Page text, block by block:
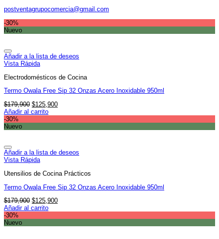
postventagrupocomercia@gmail.com
-30%
Nuevo
Añadir a la lista de deseos
Vista Rápida
Electrodomésticos de Cocina
Termo Owala Free Sip 32 Onzas Acero Inoxidable 950ml
$179,900 El
precio
$125,900El
Añadir al carrito
-30%
Nuevo
Añadir a la lista de deseos
Vista Rápida
Utensilios de Cocina Prácticos
Termo Owala Free Sip 32 Onzas Acero Inoxidable 950ml
$179,900 El
precio
$125,900El
Añadir al carrito
-30%
Nuevo